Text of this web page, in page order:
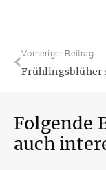
Vorheriger Beitrag
Folgende
auch